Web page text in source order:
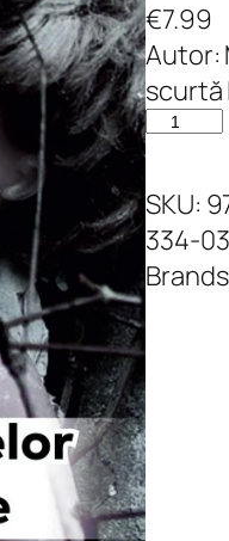
€7.99
Autor:
scurtă
C
a
t
a
l
u
l
m
a
m
SKU:
334-